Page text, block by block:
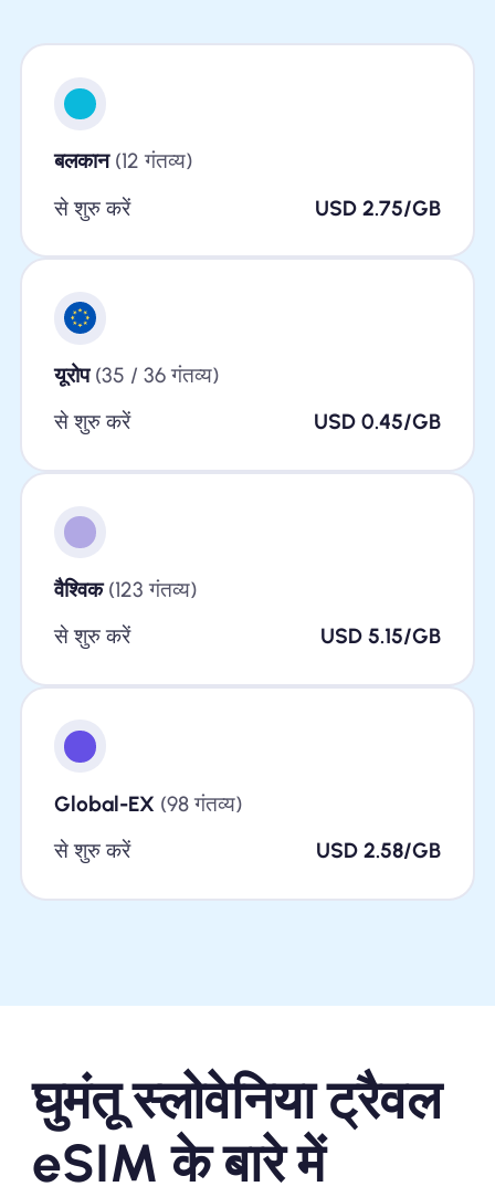
बलकान(12 गंतव्य)
से शुरु करें
USD 2.75/GB
यूरोप(35 / 36 गंतव्य)
से शुरु करें
USD 0.45/GB
वैश्विक(123 गंतव्य)
से शुरु करें
USD 5.15/GB
Global-EX (98 गंतव्य)
से शुरु करें
USD 2.58/GB
घुमंतू स्लोवेनिया ट्रैवल
eSIM के बारे में